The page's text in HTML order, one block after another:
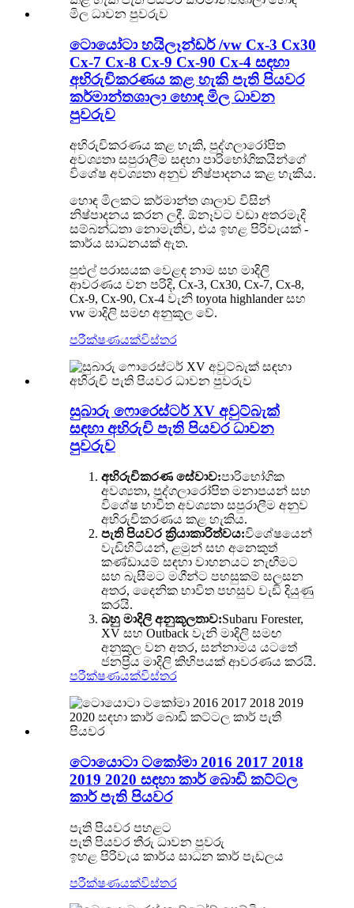
ටොයෝටා හයිලෑන්ඩර් /vw Cx-3 Cx30
Cx-7 Cx-8 Cx-9 Cx-90 Cx-4 සඳහා
අභිරුචිකරණය කළ හැකි පැති පියවර
කර්මාන්තශාලා හොඳ මිල ධාවන
පුවරුව
අභිරුචිකරණය කළ හැකි, පුද්ගලාරෝපිත
අවශ්‍යතා සපුරාලීම සඳහා පාරිභෝගිකයින්ගේ
විශේෂ අවශ්‍යතා අනුව නිෂ්පාදනය කළ හැකිය.
හොඳ මිලකට කර්මාන්ත ශාලාව විසින්
නිෂ්පාදනය කරන ලදී. ඕනෑවට වඩා අතරමැදි
සම්බන්ධතා නොමැතිව, එය ඉහළ පිරිවැයක් -
කාර්ය සාධනයක් ඇත.
පුළුල් පරාසයක වෙළඳ නාම සහ මාදිලි
ආවරණය වන පරිදි, Cx-3, Cx30, Cx-7, Cx-8,
Cx-9, Cx-90, Cx-4 වැනි toyota highlander සහ
vw මාදිලි සමඟ අනුකූල වේ.
පරීක්ෂණයක්විස්තර
සුබාරු ෆොරෙස්ටර් XV අවුට්බැක්
සඳහා අභිරුචි පැති පියවර ධාවන
පුවරුව
අභිරුචිකරණ සේවාව:පාරිභෝගික
අවශ්‍යතා, පුද්ගලාරෝපිත මනාපයන් සහ
විශේෂ භාවිත අවශ්‍යතා සපුරාලීම අනුව
අභිරුචිකරණය කළ හැකිය.
පැති පියවර ක්‍රියාකාරිත්වය:විශේෂයෙන්
වැඩිහිටියන්, ළමුන් සහ අනෙකුත්
කණ්ඩායම් සඳහා වාහනයට නැඟීමට
සහ බැසීමට මගීන්ට පහසුකම් සලසන
අතර, දෛනික භාවිත පහසුව වැඩි දියුණු
කරයි.
බහු මාදිලි අනුකූලතාව:Subaru Forester,
XV සහ Outback වැනි මාදිලි සමඟ
අනුකූල වන අතර, සන්නාමය යටතේ
ජනප්‍රිය මාදිලි කිහිපයක් ආවරණය කරයි.
පරීක්ෂණයක්විස්තර
ටොයොටා ටකෝමා 2016 2017 2018
2019 2020 සඳහා කාර් බොඩි කට්ටල
කාර් පැති පියවර
පැති පියවර පහළට
පැති පියවර තීරු ධාවන පුවරු
ඉහළ පිරිවැය කාර්ය සාධන කාර් පැඩලය
පරීක්ෂණයක්විස්තර